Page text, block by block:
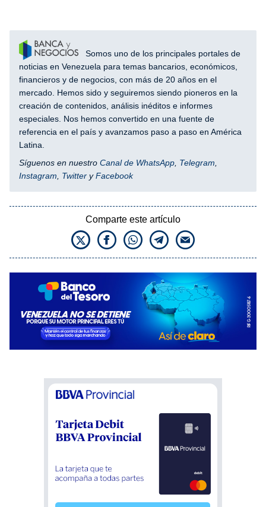
Somos uno de los principales portales de
noticias en Venezuela para temas bancarios, económicos,
financieros y de negocios, con más de 20 años en el
mercado. Hemos sido y seguiremos siendo pioneros en la
creación de contenidos, análisis inéditos e informes
especiales. Nos hemos convertido en una fuente de
referencia en el país y avanzamos paso a paso en América
Latina.
Síguenos en nuestro Canal de WhatsApp Telegram
Instagram
Twitter yFacebook
Comparte este artículo